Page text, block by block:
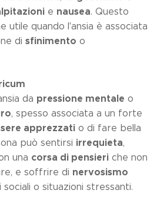
e nausea. Questo
utile quando l'ansia è associata
di sfinimento o
da pressione mentale o
, spesso associata a un forte
apprezzati o di fare bella
può sentirsi irrequieta,
una corsa di pensieri che non
e soffrire di nervosismo
o situazioni stressanti.